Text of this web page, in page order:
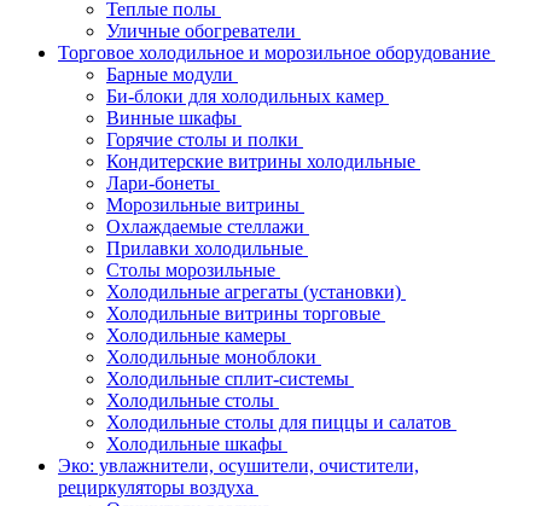
Теплые полы
Уличные обогреватели
Торговое холодильное и морозильное оборудование
Барные модули
Би-блоки для холодильных камер
Винные шкафы
Горячие столы и полки
Кондитерские витрины холодильные
Лари-бонеты
Морозильные витрины
Охлаждаемые стеллажи
Прилавки холодильные
Столы морозильные
Холодильные агрегаты (установки)
Холодильные витрины торговые
Холодильные камеры
Холодильные моноблоки
Холодильные сплит-системы
Холодильные столы
Холодильные столы для пиццы и салатов
Холодильные шкафы
Эко: увлажнители, осушители, очистители,
рециркуляторы воздуха